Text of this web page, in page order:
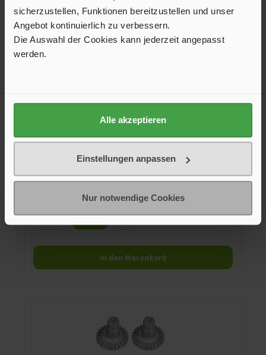
sicherzustellen, Funktionen bereitzustellen und unser
Angebot kontinuierlich zu verbessern.
Die Auswahl der Cookies kann jederzeit angepasst
werden.
Alle akzeptieren
Einstellungen anpassen
Nur notwendige Cookies
Motor komplett für Thule Slide-Out Step V16 Ducato.
355,50 €*
Größe Allgemein
In den Warenkorb